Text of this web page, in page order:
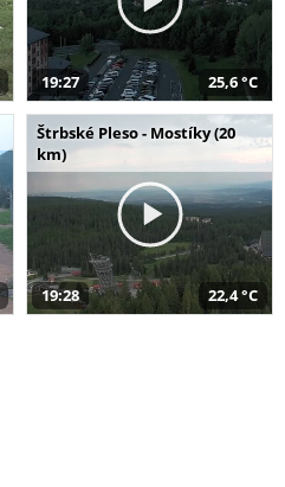
19:27 25,6 °C
Štrbské Pleso - Mostíky (20
km)
19:28 22,4 °C